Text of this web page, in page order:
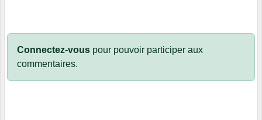
Connectez-vous pour pouvoir participer aux
commentaires.